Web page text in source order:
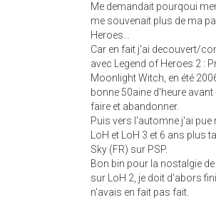
Me demandait pourqoui
me souvenait plus de ma
Heroes...
Car en fait j'ai decouvert/
avec Legend of Heroes 2 :
Moonlight Witch, en été
bonne 50aine d'heure
faire et abandonner.
Puis vers l'automne j'ai pue
LoH et LoH 3 et 6 ans plus
Sky (FR) sur PSP.
Bon bin pour la nostalgie
sur LoH 2, je doit d'abors
n'avais en fait pas fait.